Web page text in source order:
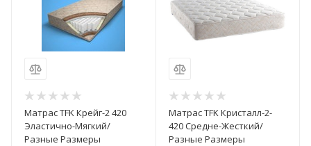
Матрас TFK Крейг-2 420
Эластично-Мягкий/
Разные Размеры
Матрас TFK Кристалл-2-
420 Средне-Жесткий/
Разные Размеры